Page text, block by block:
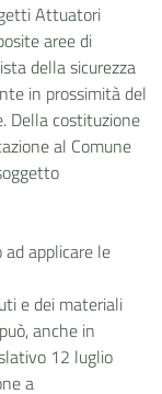
Attuatori
aree di
della sicurezza
in prossimità del
Della costituzione
al Comune
applicare le
e dei materiali
anche in
12 luglio
a